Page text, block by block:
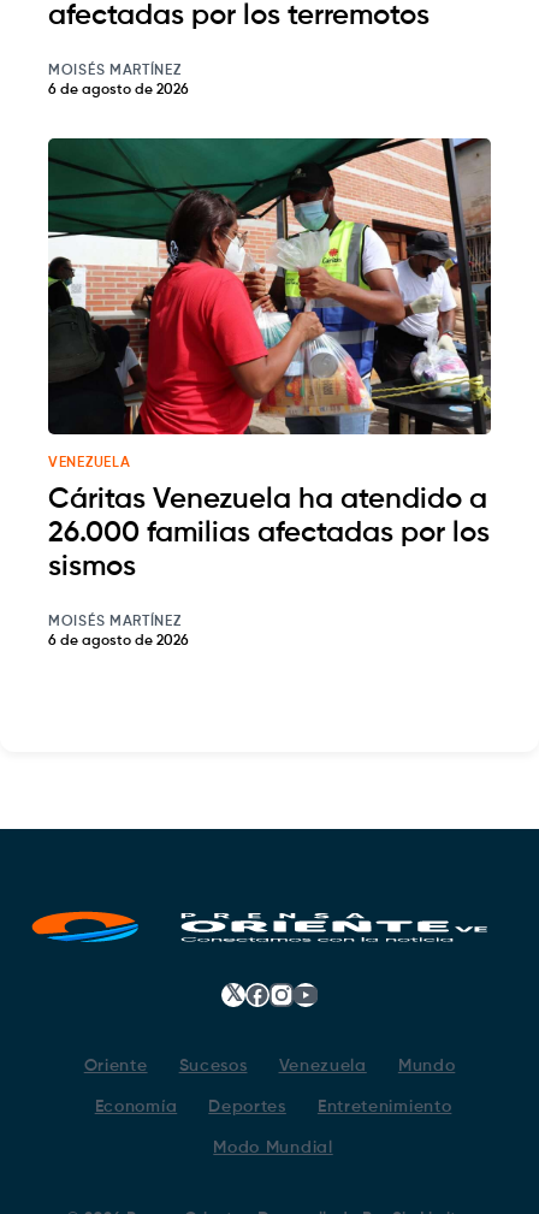
afectadas por los terremotos
MOISÉS MARTÍNEZ
6 de agosto de 2026
VENEZUELA
Cáritas Venezuela ha atendido a
26.000 familias afectadas por los
sismos
MOISÉS MARTÍNEZ
6 de agosto de 2026
𝕏 Facebook
Instagram
YouTube
Oriente Sucesos Venezuela Mundo
Economía Deportes Entretenimiento
Modo Mundial